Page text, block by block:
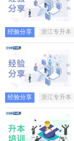
经验分享 浙江专升本
经验分享 浙江专升本